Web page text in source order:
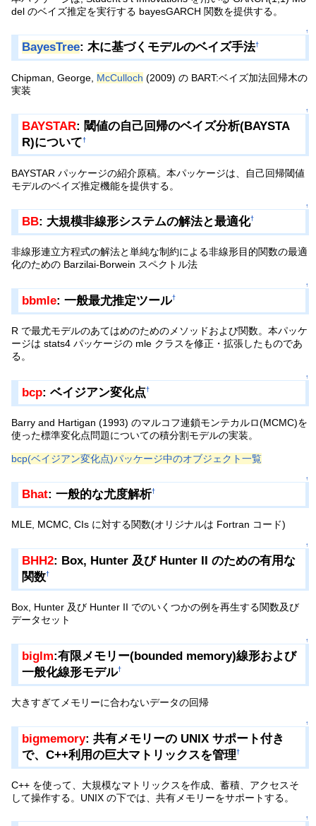
del のベイズ推定を実行する bayesGARCH 関数を提供する。
↑
BayesTree: 木に基づくモデルのベイズ手法†
Chipman, George, McCulloch (2009) の BART:ベイズ加法回帰木の
実装
↑
BAYSTAR: 閾値の自己回帰のベイズ分析(BAYSTA
R)について†
BAYSTAR パッケージの紹介原稿。本パッケージは、自己回帰閾値
モデルのベイズ推定機能を提供する。
↑
BB: 大規模非線形システムの解法と最適化†
非線形連立方程式の解法と単純な制約による非線形目的関数の最適
化のための Barzilai-Borwein スペクトル法
↑
bbmle: 一般最尤推定ツール†
R で最尤モデルのあてはめのためのメソッドおよび関数。本パッケ
ージは stats4 パッケージの mle クラスを修正・拡張したものであ
る。
↑
bcp: ベイジアン変化点†
Barry and Hartigan (1993) のマルコフ連鎖モンテカルロ(MCMC)を
使った標準変化点問題についての積分割モデルの実装。
bcp(ベイジアン変化点)パッケージ中のオブジェクト一覧
↑
Bhat: 一般的な尤度解析†
MLE, MCMC, CIs に対する関数(オリジナルは Fortran コード)
↑
BHH2: Box, Hunter 及び Hunter II のための有用な
関数†
Box, Hunter 及び Hunter II でのいくつかの例を再生する関数及び
データセット
↑
biglm:有限メモリー(bounded memory)線形および
一般化線形モデル†
大きすぎてメモリーに合わないデータの回帰
↑
bigmemory: 共有メモリーの UNIX サポート付き
で、C++利用の巨大マトリックスを管理†
C++ を使って、大規模なマトリックスを作成、蓄積、アクセスそ
して操作する。UNIX の下では、共有メモリーをサポートする。
↑